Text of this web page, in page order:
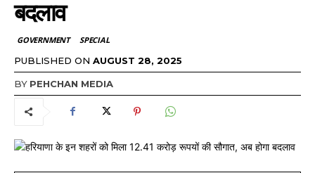
बदलाव
GOVERNMENT SPECIAL
PUBLISHED ON AUGUST 28, 2025
BY PEHCHAN MEDIA